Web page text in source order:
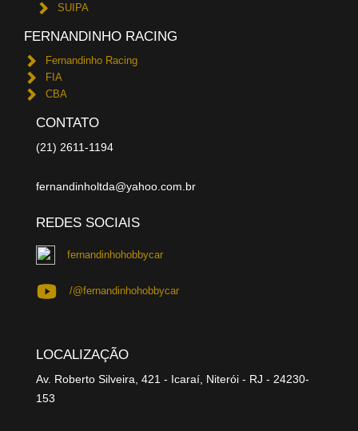
SUIPA
FERNANDINHO RACING
Fernandinho Racing
FIA
CBA
CONTATO
(21) 2611-1194
fernandinholtda@yahoo.com.br
REDES SOCIAIS
fernandinhohobbycar
/@fernandinhohobbycar
LOCALIZAÇÃO
Av. Roberto Silveira, 421 - Icaraí, Niterói - RJ - 24230-
153